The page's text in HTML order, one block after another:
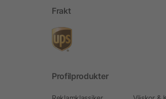
Frakt
Profilprodukter